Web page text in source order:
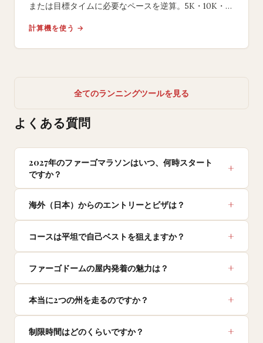
または目標タイムに必要なペースを逆算。5K・10K・
ネガティブスプリット戦略も提案する無料ツール。
計算機を使う →
全てのランニングツールを見る
よくある質問
2027年のファーゴマラソンはいつ、何時スタート
ですか？
海外（日本）からのエントリーとビザは？
コースは平坦で自己ベストを狙えますか？
ファーゴドームの屋内発着の魅力は？
本当に2つの州を走るのですか？
制限時間はどのくらいですか？